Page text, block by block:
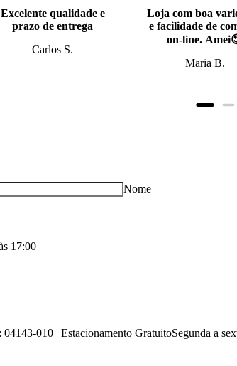
Excelente qualidade e
prazo de entrega
Carlos S.
Loja com boa
e facilidade de
on-line.
Maria B.
Nome
17:00
010 | Estacionamento GratuitoSegunda a